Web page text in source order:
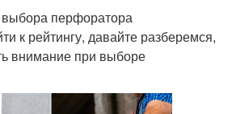
перфоратора
к рейтингу, давайте разберемся,
внимание при выборе